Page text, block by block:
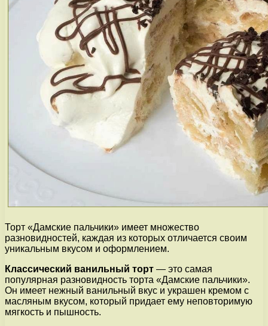
Торт «Дамские пальчики» имеет множество
разновидностей, каждая из которых отличается своим
уникальным вкусом и оформлением.
Классический ванильный торт — это самая
популярная разновидность торта «Дамские пальчики».
Он имеет нежный ванильный вкус и украшен кремом с
масляным вкусом, который придает ему неповторимую
мягкость и пышность.